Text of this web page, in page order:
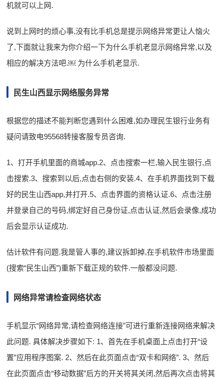
机就可以上网.
说到上网时的烦心事,没有比手机总是提示网络异常更让人恼火
了,下面就让我来为你介绍一下为什么手机老显示网络异常,以及
相应的解决方法吧.￼ 为什么手机老显示.
民生山西显示网络服务异常
根据您的描述不能判断您遇到什么困难,如办理民生银行业务有
疑问请致电95568转接客服专员咨询.
1、打开手机里面的商城app.2、点击搜索一栏,输入民生银行,点
击搜索.3、搜索到以后,点击右侧的安装.4、在手机界面找到下载
好的民生山西app,并打开.5、点击界面的资格认证.6、点击注册
并登录自己的号码,绑定好自己身份证,点击认证,然后会录像,成功
后会显示认证成功.
估计软件有问题.我是管人事的,建议拆卸掉,在手机软件市场里面
(搜索“民生山西”)重新下载正规的软件.一般都没问题.
网络异常请检查网络状态
手机显示“网络异常,请检查网络连接”可进行重新连接网络来解决
此问题. 具体解决步骤如下: 1、首先在手机桌面上点击打开“设
置”应用程序图案. 2、然后在此页面点击“双卡和网络”. 3、然后
在此页面点击“移动数据”后方的开关将其关闭,然后再次点击将其